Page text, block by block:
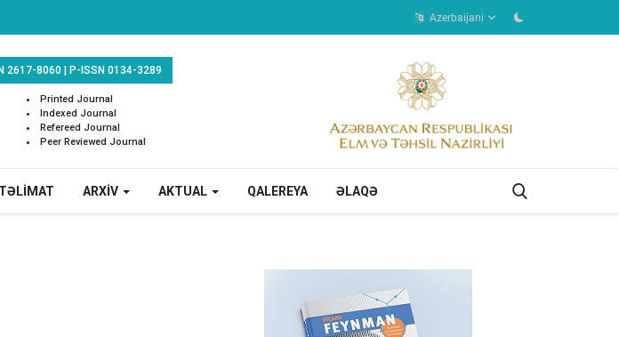
Azerbaijani
Printed Journal
Indexed Journal
Refereed Journal
Peer Reviewed Journal
2617-8060 P-ISSN 0134-3289
ARXİV AKTUAL QALEREYA ƏLAQƏ